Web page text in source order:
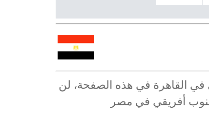
في القاهرة في هذه الصفحة، لن
جنوب أفريقي في مصر